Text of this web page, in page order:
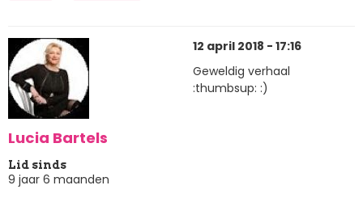
Lucia Bartels
Lid sinds
9 jaar 6 maanden
12 april 2018 - 17:16
Geweldig verhaal
:thumbsup: :)